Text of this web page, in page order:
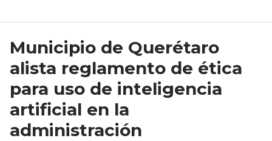
Municipio de Querétaro
alista reglamento de ética
para uso de inteligencia
artificial en la
administración